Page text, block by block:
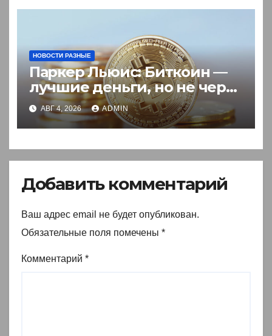
НОВОСТИ РАЗНЫЕ
Паркер Льюис: Биткоин —
лучшие деньги, но не через
акции
АВГ 4, 2026 ADMIN
Добавить комментарий
Ваш адрес email не будет опубликован.
Обязательные поля помечены *
Комментарий *